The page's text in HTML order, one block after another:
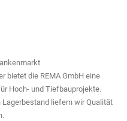
bietet die REMA GmbH eine
Hoch- und Tiefbauprojekte.
liefern wir Qualität